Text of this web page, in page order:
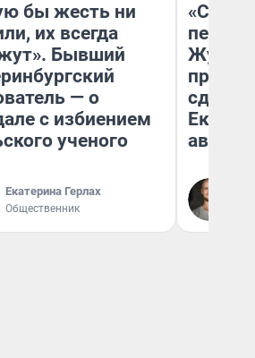
бы жесть ни
их всегда
Бывший
— о
с избиением
ученого
Екатерина Герлах
Общественник
августа